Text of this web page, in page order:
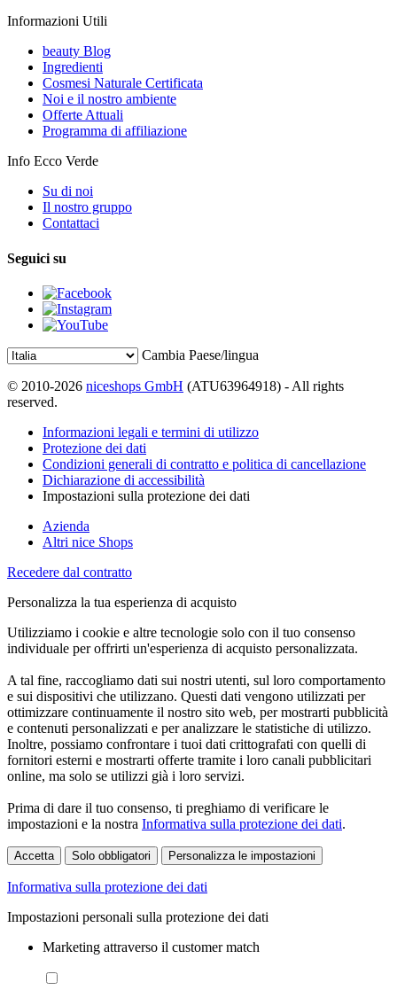
Informazioni Utili
beauty Blog
Ingredienti
Cosmesi Naturale Certificata
Noi e il nostro ambiente
Offerte Attuali
Programma di affiliazione
Info Ecco Verde
Su di noi
Il nostro gruppo
Contattaci
Seguici su
Cambia Paese/lingua
© 2010-2026 niceshops GmbH (ATU63964918) - All rights
reserved.
Informazioni legali e termini di utilizzo
Protezione dei dati
Condizioni generali di contratto e politica di cancellazione
Dichiarazione di accessibilità
Impostazioni sulla protezione dei dati
Azienda
Altri nice Shops
Recedere dal contratto
Personalizza la tua esperienza di acquisto
Utilizziamo i cookie e altre tecnologie solo con il tuo consenso
individuale per offrirti un'esperienza di acquisto personalizzata.
A tal fine, raccogliamo dati sui nostri utenti, sul loro comportamento
e sui dispositivi che utilizzano. Questi dati vengono utilizzati per
ottimizzare continuamente il nostro sito web, per mostrarti pubblicità
e contenuti personalizzati e per analizzare le statistiche di utilizzo.
Inoltre, possiamo confrontare i tuoi dati crittografati con quelli di
fornitori esterni e mostrarti offerte tramite i loro canali pubblicitari
online, ma solo se utilizzi già i loro servizi.
Prima di dare il tuo consenso, ti preghiamo di verificare le
impostazioni e la nostra Informativa sulla protezione dei dati.
Accetta Solo obbligatori Personalizza le impostazioni
Informativa sulla protezione dei dati
Impostazioni personali sulla protezione dei dati
Marketing attraverso il customer match